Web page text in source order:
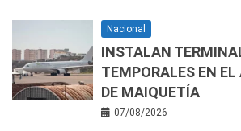
Nacional
INSTALAN
TEMPORALES EN EL
DE MAIQUETÍA
07/08/2026